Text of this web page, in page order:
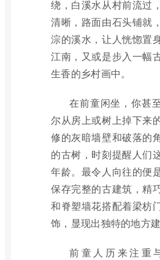
绕，白溪水从村前流过
清晰，路面由石头铺就
淙的溪水，让人恍惚置
江南，又或是步入一幅
生香的乡村画中。
在前童闲坐，你甚
尔从房上或树上掉下来
修的灰暗墙壁和破落的
的古树，时刻提醒人们
年龄。最令人向往的便
保存完整的古建筑，精
和脊塑墙花搭配着梁枋
饰，显现出独特的地方建
前童人历来注重